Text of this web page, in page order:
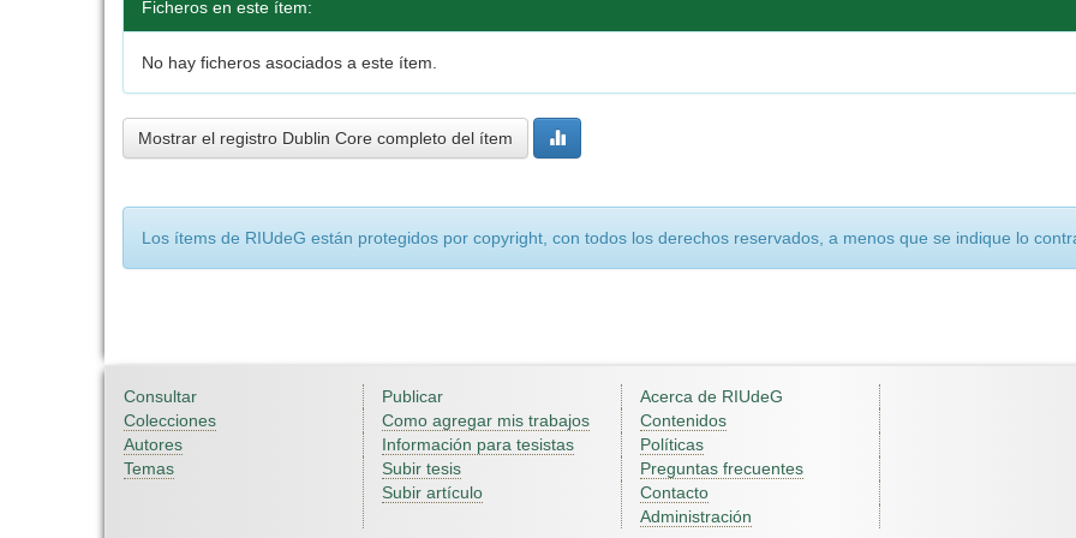
Ficheros en este ítem:
No hay ficheros asociados a este ítem.
Mostrar el registro Dublin Core completo del ítem
Los ítems de RIUdeG están protegidos por copyright, con todos los derechos reservados, a menos que se indique lo
Consultar
Colecciones
Autores
Temas
Publicar
Como agregar mis trabajos
Información para tesistas
Subir tesis
Subir artículo
Acerca de RIUdeG
Contenidos
Políticas
Preguntas frecuentes
Contacto
Administración